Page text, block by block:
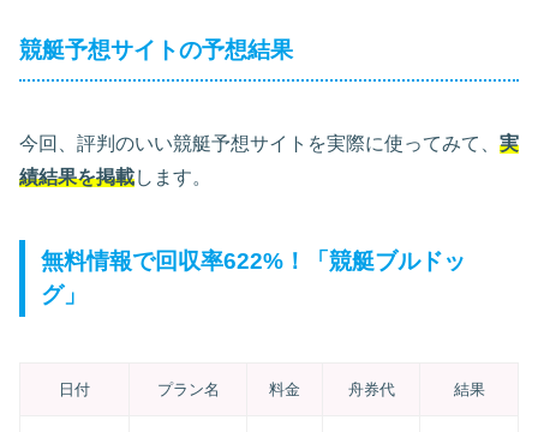
競艇予想サイトの予想結果
今回、評判のいい競艇予想サイトを実際に使ってみて、 実
績結果を掲載します。
無料情報で回収率622%！「競艇ブルドッ
グ」
日付 プラン名 料金 舟券代 結果